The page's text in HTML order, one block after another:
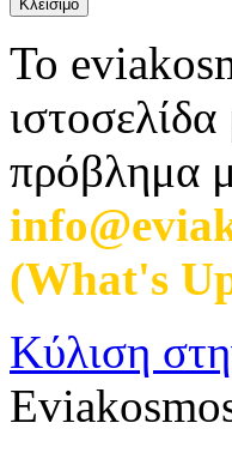
Κλείσιμο
Το
πρόβλημα
(What's
Κύλιση